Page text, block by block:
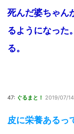
死んだ婆ちゃん
るようになった
る。
47: ぐるまと！ 2019/07/
皮に栄養あるっ